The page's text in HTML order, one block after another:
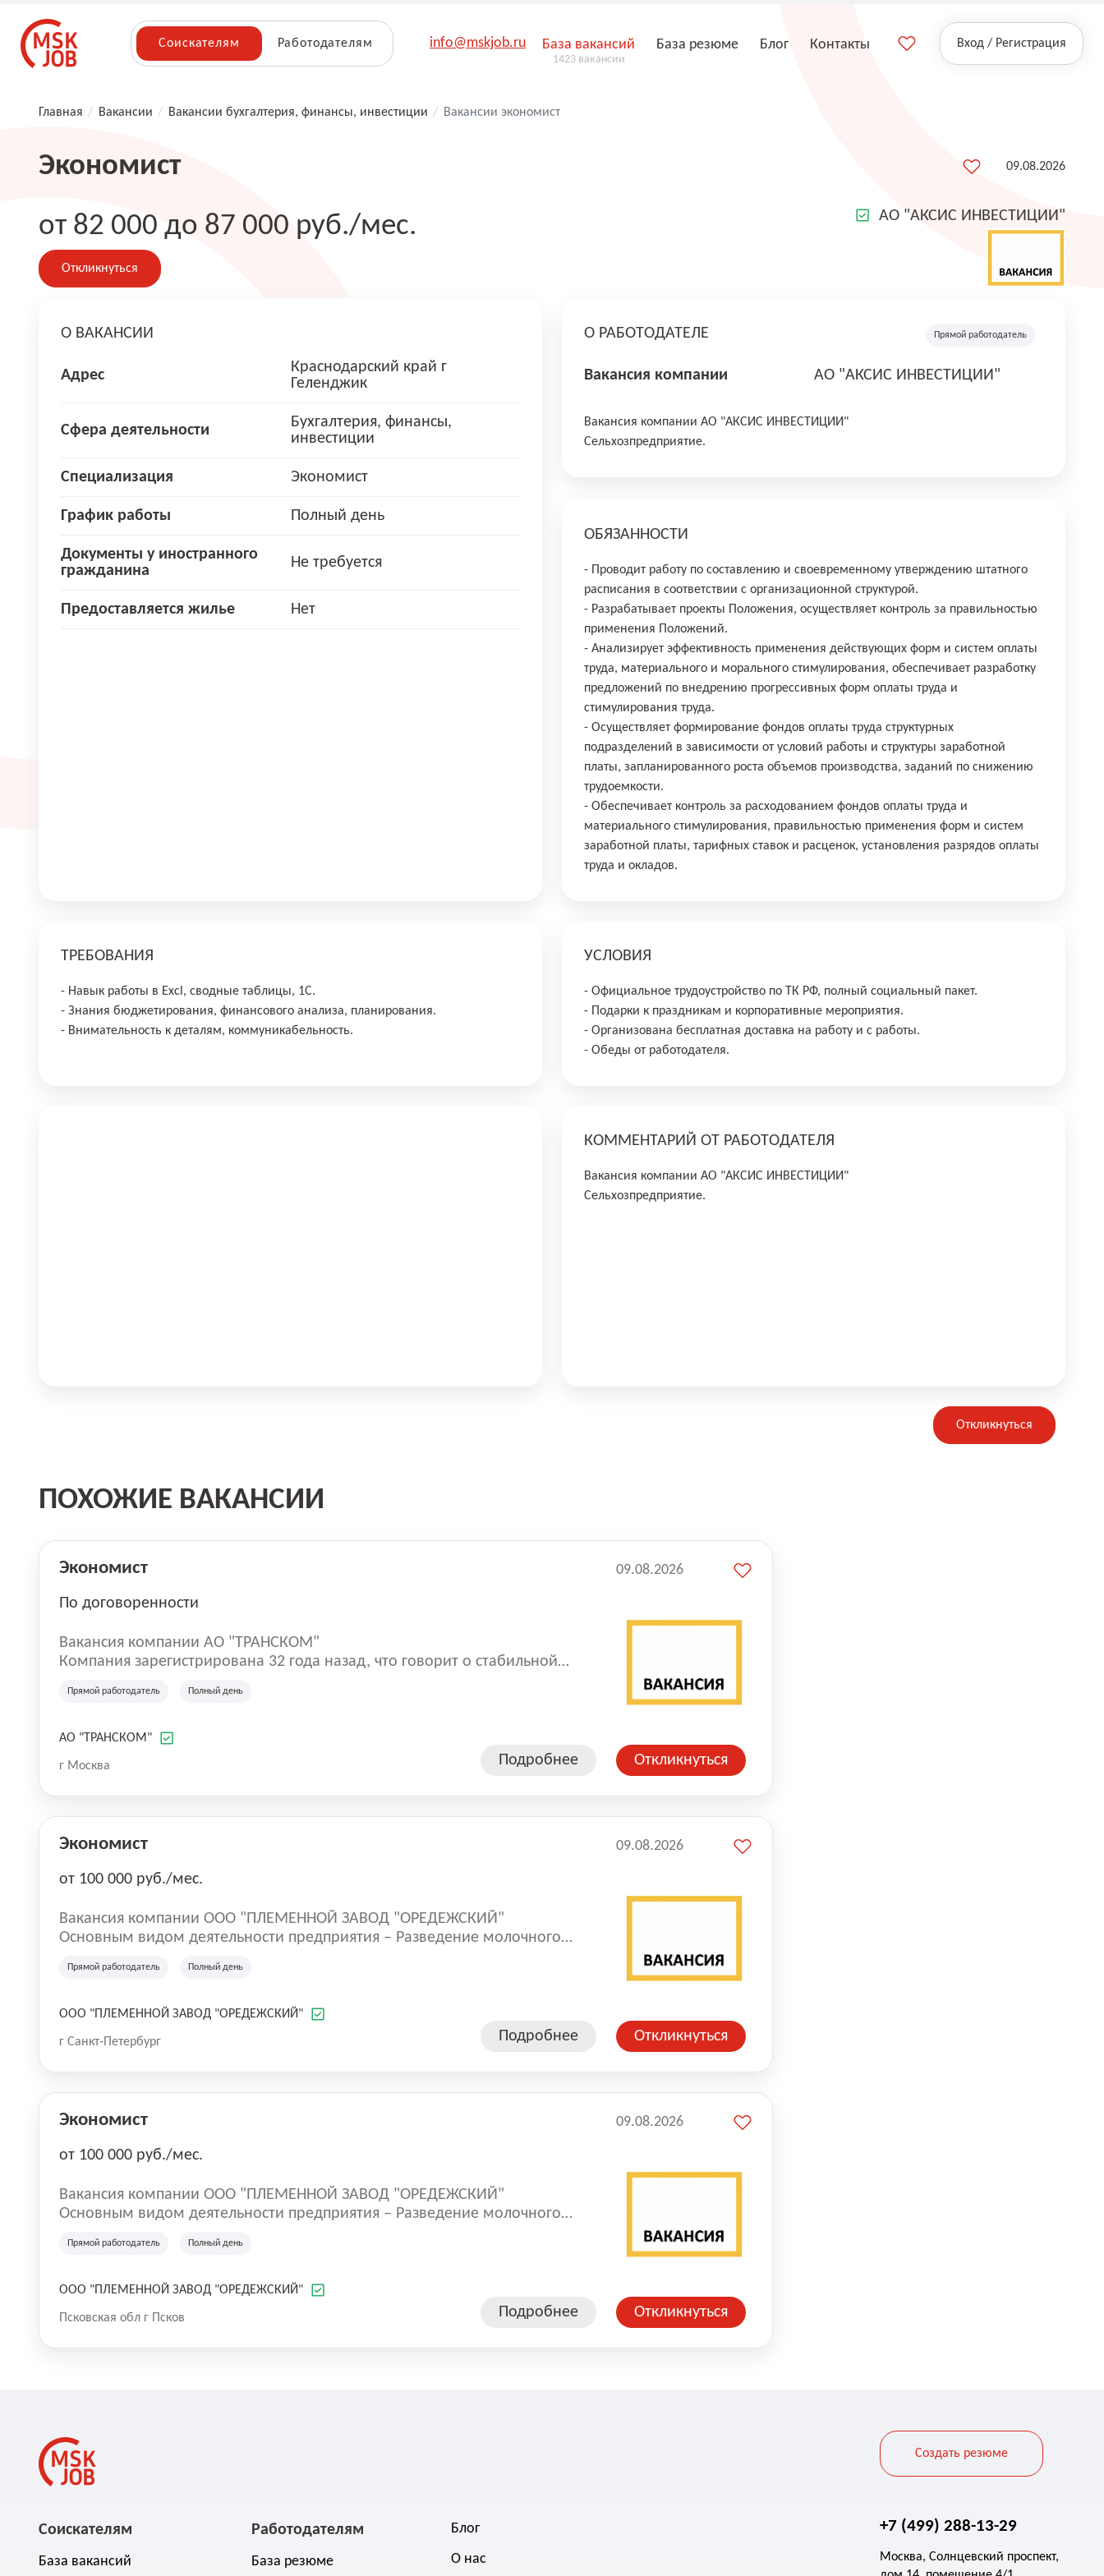
Соискателям Работодателям info@mskjob.ru База вакансий
1423 вакансии
База резюме Блог Контакты Вход / Регистрация
Главная / Вакансии / Вакансии бухгалтерия, финансы, инвестиции / Вакансии экономист
Экономист 09.08.2026
от 82 000 до 87 000 руб./мес.
Откликнуться
АО "АКСИС ИНВЕСТИЦИИ"
О ВАКАНСИИ
Адрес
Краснодарский край г
Геленджик
Сфера деятельности
Бухгалтерия, финансы,
инвестиции
Специализация Экономист
График работы Полный день
Документы у иностранного
гражданина
Не требуется
Предоставляется жилье Нет
О РАБОТОДАТЕЛЕ Прямой работодатель
Вакансия компании АО "АКСИС ИНВЕСТИЦИИ"
Вакансия компании АО "АКСИС ИНВЕСТИЦИИ"
Сельхозпредприятие.
ОБЯЗАННОСТИ
- Проводит работу по составлению и своевременному утверждению штатного
расписания в соответствии с организационной структурой.
- Разрабатывает проекты Положения, осуществляет контроль за правильностью
применения Положений.
- Анализирует эффективность применения действующих форм и систем оплаты
труда, материального и морального стимулирования, обеспечивает разработку
предложений по внедрению прогрессивных форм оплаты труда и
стимулирования труда.
- Осуществляет формирование фондов оплаты труда структурных
подразделений в зависимости от условий работы и структуры заработной
платы, запланированного роста объемов производства, заданий по снижению
трудоемкости.
- Обеспечивает контроль за расходованием фондов оплаты труда и
материального стимулирования, правильностью применения форм и систем
заработной платы, тарифных ставок и расценок, установления разрядов оплаты
труда и окладов.
ТРЕБОВАНИЯ
- Навык работы в Excl, сводные таблицы, 1С.
- Знания бюджетирования, финансового анализа, планирования.
- Внимательность к деталям, коммуникабельность.
УСЛОВИЯ
- Официальное трудоустройство по ТК РФ, полный социальный пакет.
- Подарки к праздникам и корпоративные мероприятия.
- Организована бесплатная доставка на работу и с работы.
- Обеды от работодателя.
КОММЕНТАРИЙ ОТ РАБОТОДАТЕЛЯ
Вакансия компании АО "АКСИС ИНВЕСТИЦИИ"
Сельхозпредприятие.
Откликнуться
ПОХОЖИЕ ВАКАНСИИ
Экономист
По договоренности
Вакансия компании АО "ТРАНСКОМ"
Компания зарегистрирована 32 года назад, что говорит о стабильной
Прямой работодатель Полный день
АО "ТРАНСКОМ"
г Москва Подробнее
09.08.2026
Откликнуться
Экономист
от 100 000 руб./мес.
Вакансия компании ООО "ПЛЕМЕННОЙ ЗАВОД "ОРЕДЕЖСКИЙ"
Основным видом деятельности предприятия – Разведение молочного
Прямой работодатель Полный день
ООО "ПЛЕМЕННОЙ ЗАВОД "ОРЕДЕЖСКИЙ"
г Санкт-Петербург Подробнее
09.08.2026
Откликнуться
Экономист
от 100 000 руб./мес.
Вакансия компании ООО "ПЛЕМЕННОЙ ЗАВОД "ОРЕДЕЖСКИЙ"
Основным видом деятельности предприятия – Разведение молочного
Прямой работодатель Полный день
ООО "ПЛЕМЕННОЙ ЗАВОД "ОРЕДЕЖСКИЙ"
Псковская обл г Псков Подробнее
09.08.2026
Откликнуться
Создать резюме
Соискателям
База вакансий
Работодателям
База резюме
Блог
О нас
+7 (499) 288-13-29
Москва, Солнцевский проспект,